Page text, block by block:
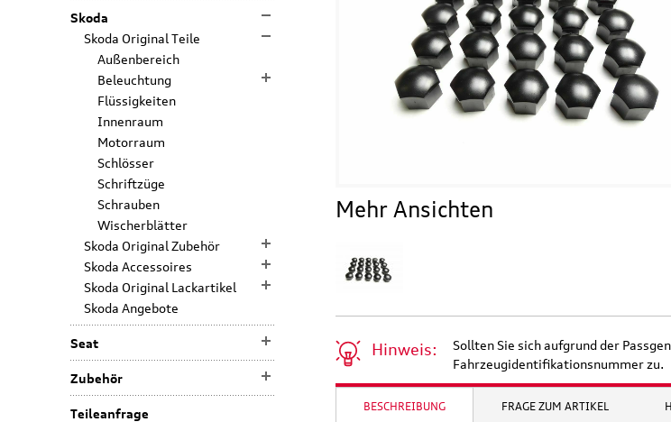
Mehr Ansichten
Hinweis:
Sollten Sie sich aufgrund der
Fahrzeugidentifikationsnummer zu.
BESCHREIBUNG FRAGE ZUM ARTIKEL
Skoda
Skoda Original Teile
Außenbereich
Beleuchtung
Flüssigkeiten
Innenraum
Motorraum
Schlösser
Schriftzüge
Schrauben
Wischerblätter
Skoda Original Zubehör
Skoda Accessoires
Skoda Original Lackartikel
Skoda Angebote
Seat
Zubehör
Teileanfrage